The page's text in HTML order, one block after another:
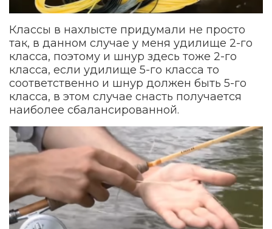
Классы в нахлысте придумали не просто
так, в данном случае у меня удилище 2-го
класса, поэтому и шнур здесь тоже 2-го
класса, если удилище 5-го класса то
соответственно и шнур должен быть 5-го
класса, в этом случае снасть получается
наиболее сбалансированной.